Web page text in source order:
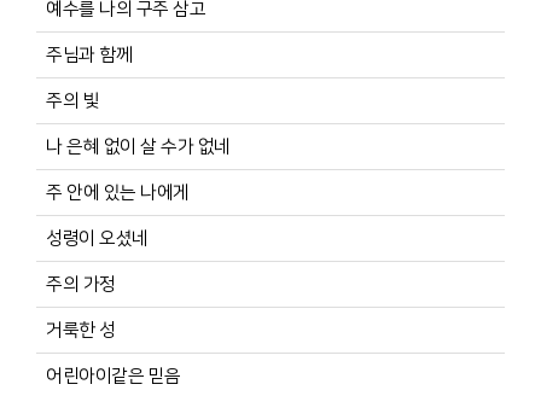
예수를 나의 구주 삼고
주님과 함께
주의 빛
나 은혜 없이 살 수가 없네
주 안에 있는 나에게
성령이 오셨네
주의 가정
거룩한 성
어린아이같은 믿음